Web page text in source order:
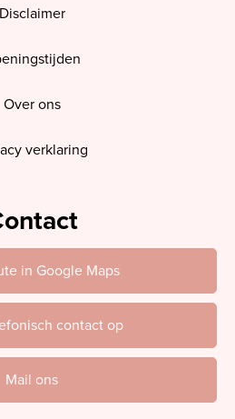
Disclaimer
Over ons
verklaring
in Google Maps
contact op
Mail ons